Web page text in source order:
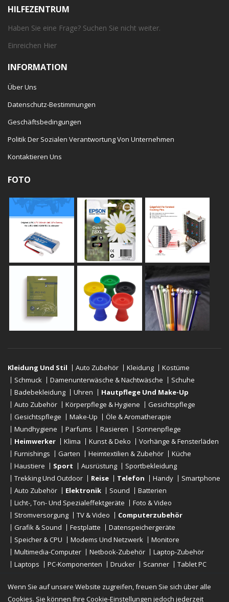
HILFEZENTRUM
Haben Sie eine Frage? Suchen Sie nicht weiter.
Einreichen Hier
INFORMATION
Über Uns
Datenschutz-Bestimmungen
Geschäftsbedingungen
Politik Der Sozialen Verantwortung Von Unternehmen
Kontaktieren Uns
FOTO
Kleidung Und Stil Auto Zubehör Kleidung
Kostüme
Schmuck
Damenunterwäsche & Nachtwäsche
Schuhe
Badebekleidung
Uhren
Hautpflege Und Make-Up
Auto Zubehör
Körperpflege & Hygiene
Gesichtspflege
Gesichtspflege
Make-Up
Öle & Aromatherapie
Mundhygiene
Parfums Rasieren
Sonnenpflege
Heimwerker
Klima Kunst & Deko
Vorhänge & Fensterläden
Furnishings
Garten Heimtextilien & Zubehör
Küche
Haustiere
Sport Ausrüstung
Sportbekleidung
Trekking Und Outdoor
Reise Telefon Handy
Smartphone
Auto Zubehör
Elektronik Sound
Batterien
Licht-, Ton- Und Spezialeffektgeräte
Foto & Video
Stromversorgung
TV & Video
Computerzubehör
Grafik & Sound
Festplatte
Datenspeichergeräte
Speicher & CPU
Modems Und Netzwerk
Monitore
Multimedia-Computer
Netbook-Zubehör
Laptop-Zubehör
Laptops
PC-Komponenten Drucker Scanner
Tablet PC
Wenn Sie auf unsere Website zugreifen, freuen Sie sich über alle
Cookies. Sie können Ihre Cookie-Einstellungen jedoch jederzeit